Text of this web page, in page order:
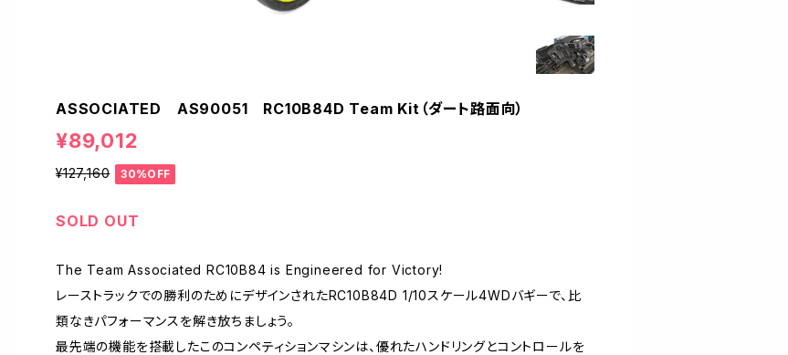
ASSOCIATED AS90051 RC10B84D Team Kit（ダート路面向）
¥89,012
¥127,160 30%OFF
SOLD OUT
The Team Associated RC10B84 is Engineered for Victory!
レーストラックでの勝利のためにデザインされたRC10B84D 1/10スケール4WDバギーで、比
類なきパフォーマンスを解き放ちましょう。
最先端の機能を搭載したこのコンペティションマシンは、優れたハンドリングとコントロールを